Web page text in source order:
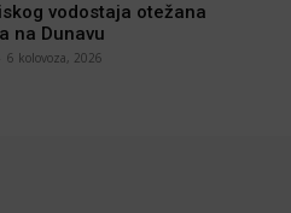
vodostaja otežana
na Dunavu
6 kolovoza, 2026